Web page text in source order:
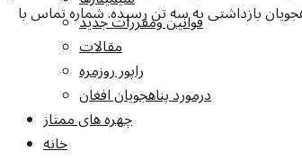
قوانين ومقررات جديد
مقالات
راپور روزمره
درمورد پناهجويان افغان
چهره های ممتاز
خانه
بازداشتی به سه تن رسیده. شماره تماس با